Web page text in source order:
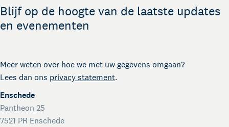
Voor juridisch advies met spoed buiten kantooruren
Kienhuis Legal Foundation
Blijf op de hoogte van de laatste updates
en evenementen
Meer weten over hoe we met uw gegevens omgaan?
Lees dan ons privacy statement.
Enschede
Pantheon 25
7521 PR Enschede